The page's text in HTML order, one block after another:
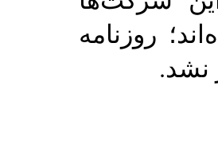
روزنامه
نشد.